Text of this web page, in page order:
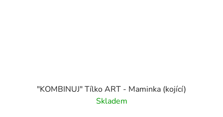
"KOMBINUJ" Tílko ART - Maminka (kojící)
Skladem